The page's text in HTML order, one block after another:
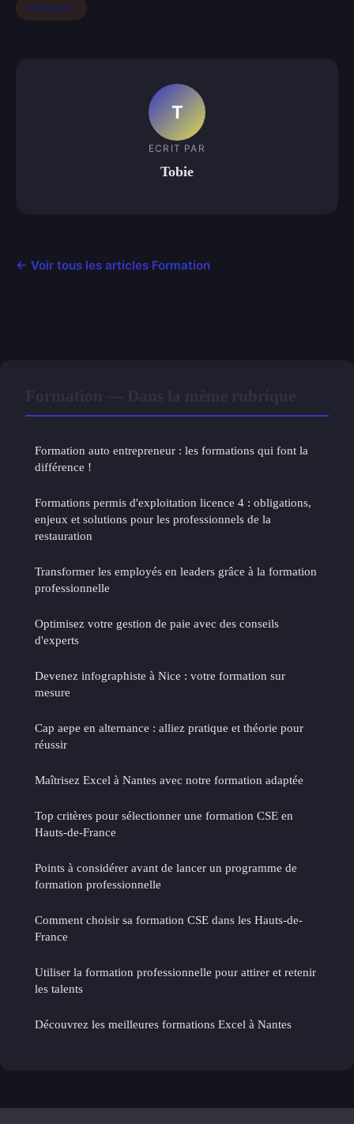
formation
T
ECRIT PAR
Tobie
← Voir tous les articles Formation
Formation auto entrepreneur : les formations qui font la
différence !
Formations permis d'exploitation licence 4 : obligations,
enjeux et solutions pour les professionnels de la
restauration
Transformer les employés en leaders grâce à la formation
professionnelle
Optimisez votre gestion de paie avec des conseils
d'experts
Devenez infographiste à Nice : votre formation sur
mesure
Cap aepe en alternance : alliez pratique et théorie pour
réussir
Maîtrisez Excel à Nantes avec notre formation adaptée
Top critères pour sélectionner une formation CSE en
Hauts-de-France
Points à considérer avant de lancer un programme de
formation professionnelle
Comment choisir sa formation CSE dans les Hauts-de-
France
Utiliser la formation professionnelle pour attirer et retenir
les talents
Découvrez les meilleures formations Excel à Nantes